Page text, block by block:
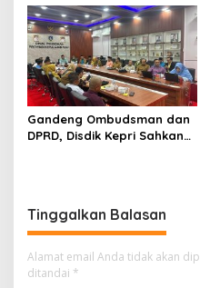
Gandeng Ombudsman dan
DPRD, Disdik Kepri Sahkan
Tinggalkan Balasan
Alamat email Anda tidak akan
ditandai *